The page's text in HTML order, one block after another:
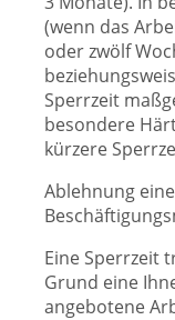
(wenn das
oder zwölf
Sperrzeit
besondere
kürzere
Ablehnung
Eine Sperrzeit
Grund eine
angebotene